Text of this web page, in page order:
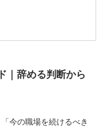
｜辞める判断から
今の職場を続けるべき